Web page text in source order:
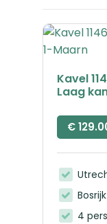
Kavel
Laag
€
Bosrijk
4